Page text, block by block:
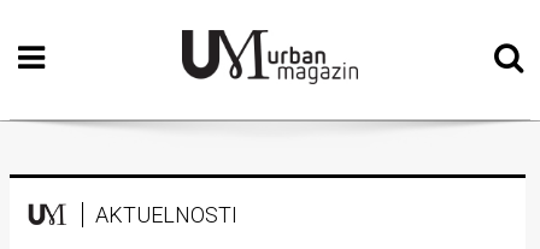
Početna
Vizualne
Teatar AKTUELNOSTI